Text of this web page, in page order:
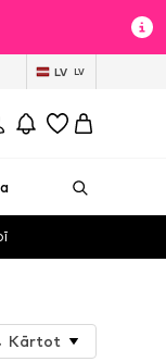
LV LV
Kārtot